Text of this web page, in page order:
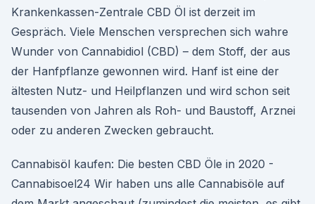
Krankenkassen-Zentrale CBD Öl ist derzeit im
Gespräch. Viele Menschen versprechen sich wahre
Wunder von Cannabidiol (CBD) – dem Stoff, der aus
der Hanfpflanze gewon­nen wird. Hanf ist eine der
ältesten Nutz- und Heilpflanzen und wird schon seit
tausenden von Jahren als Roh- und Baustoff, Arznei
oder zu anderen Zwecken gebraucht.
Cannabisöl kaufen: Die besten CBD Öle in 2020 -
Cannabisoel24 Wir haben uns alle Cannabisöle auf